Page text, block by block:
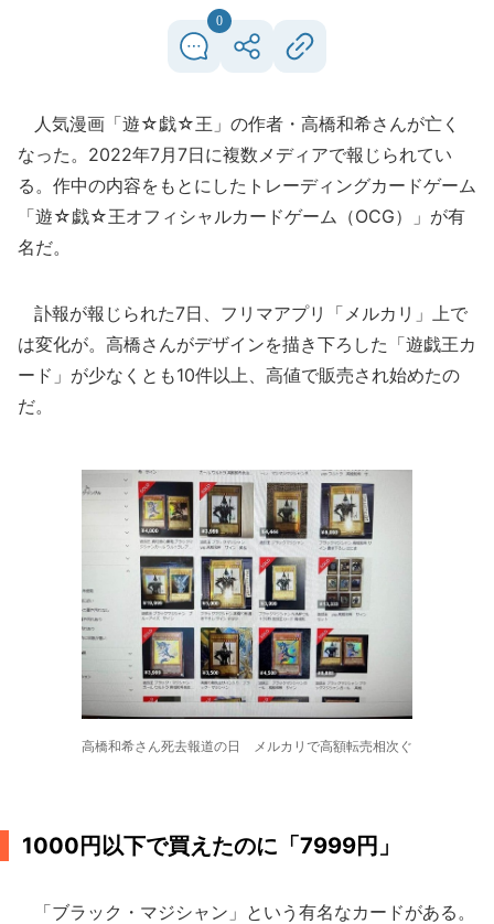
0
人気漫画「遊☆戯☆王」の作者・高橋和希さんが亡く
なった。2022年7月7日に複数メディアで報じられてい
る。作中の内容をもとにしたトレーディングカードゲーム
「遊☆戯☆王オフィシャルカードゲーム（OCG）」が有
名だ。
訃報が報じられた7日、フリマアプリ「メルカリ」上で
は変化が。高橋さんがデザインを描き下ろした「遊戯王カ
ード」が少なくとも10件以上、高値で販売され始めたの
だ。
高橋和希さん死去報道の日 メルカリで高額転売相次ぐ
1000円以下で買えたのに「7999円」
「ブラック・マジシャン」という有名なカードがある。